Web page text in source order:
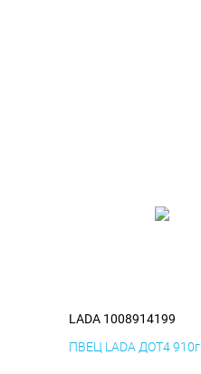
LADA 1008914199
ПВЕЦ LADA ДОТ4 910г